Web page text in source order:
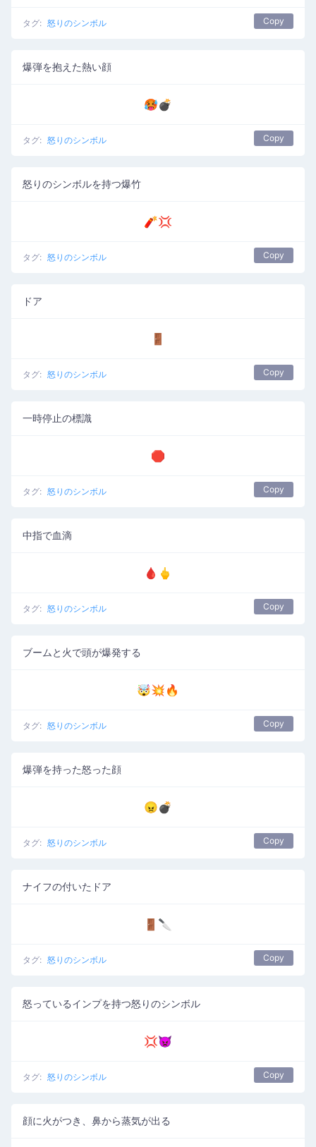
タグ: 怒りのシンボル Copy
爆弾を抱えた熱い顔
🥵💣
タグ: 怒りのシンボル Copy
怒りのシンボルを持つ爆竹
🧨💢
タグ: 怒りのシンボル Copy
ドア
🚪
タグ: 怒りのシンボル Copy
一時停止の標識
🛑
タグ: 怒りのシンボル Copy
中指で血滴
🩸🖕
タグ: 怒りのシンボル Copy
ブームと火で頭が爆発する
🤯💥🔥
タグ: 怒りのシンボル Copy
爆弾を持った怒った顔
😠💣
タグ: 怒りのシンボル Copy
ナイフの付いたドア
🚪🔪
タグ: 怒りのシンボル Copy
怒っているインプを持つ怒りのシンボル
💢👿
タグ: 怒りのシンボル Copy
顔に火がつき、鼻から蒸気が出る